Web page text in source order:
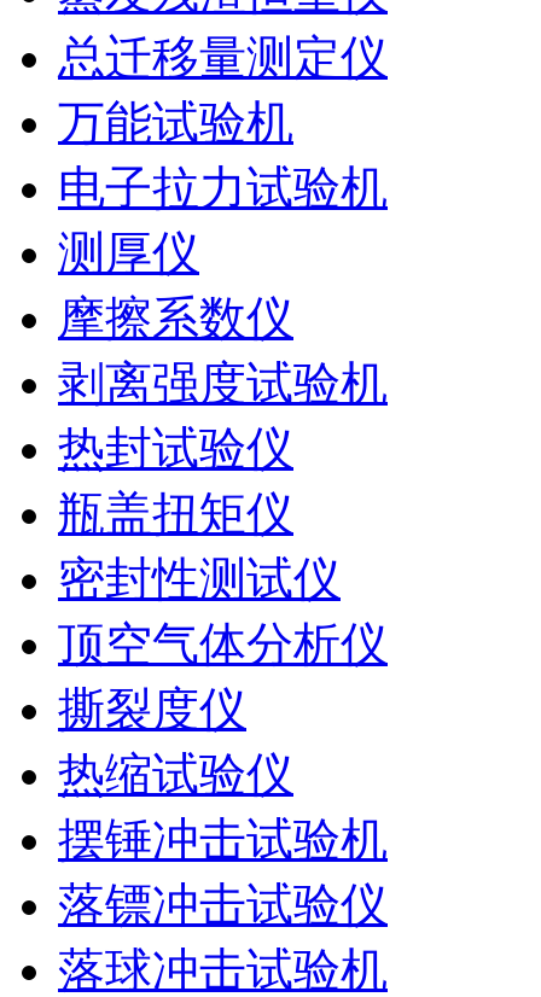
总迁移量测定仪
万能试验机
电子拉力试验机
测厚仪
摩擦系数仪
剥离强度试验机
热封试验仪
瓶盖扭矩仪
密封性测试仪
顶空气体分析仪
撕裂度仪
热缩试验仪
摆锤冲击试验机
落镖冲击试验仪
落球冲击试验机